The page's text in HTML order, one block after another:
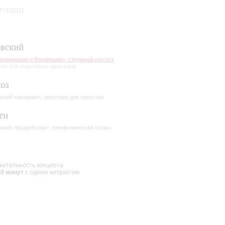
о Флоренции», струнный секстет
для струнного оркестра)
карнавал», увертюра для оркестра
празднества», симфоническая поэма
концерта
минут с одним антрактом